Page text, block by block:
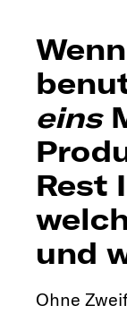
eins
Rest
und
Ohne